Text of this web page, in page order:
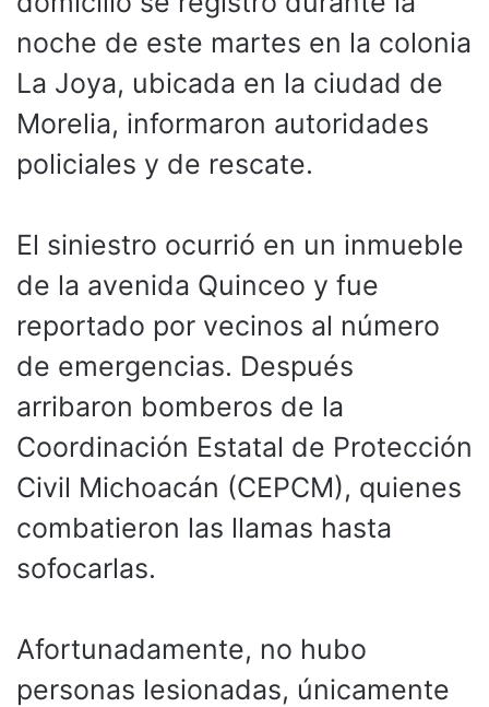
noche de este martes en la colonia
La Joya, ubicada en la ciudad de
Morelia, informaron autoridades
policiales y de rescate.
El siniestro ocurrió en un inmueble
de la avenida Quinceo y fue
reportado por vecinos al número
de emergencias. Después
arribaron bomberos de la
Coordinación Estatal de Protección
Civil Michoacán (CEPCM), quienes
combatieron las llamas hasta
sofocarlas.
Afortunadamente, no hubo
personas lesionadas, únicamente